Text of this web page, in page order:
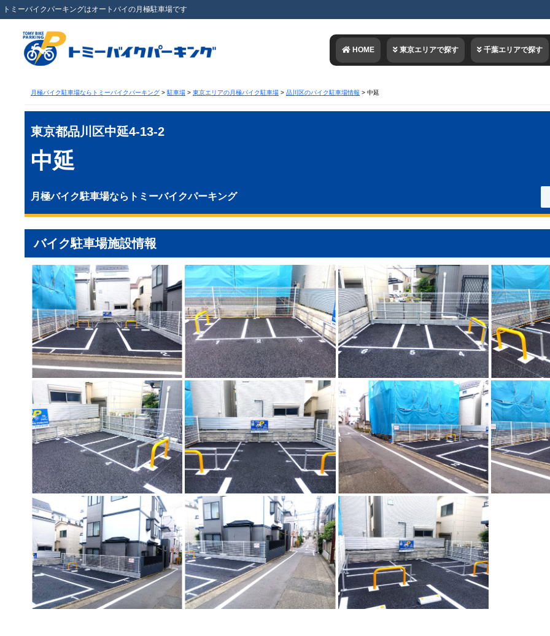
トミーバイクパーキングはオートバイの月極駐車場です
HOME 東京エリアで探す 千葉エリアで探す
月極バイク駐車場ならトミーバイクパーキング > 駐車場 > 東京エリアの月極バイク駐車場 > 品川区のバイク駐車場情報 > 中延
東京都品川区中延4-13-2
中延
月極バイク駐車場ならトミーバイクパーキング
バイク駐車場施設情報